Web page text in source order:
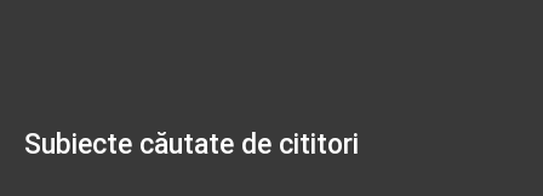
Subiecte căutate de cititori